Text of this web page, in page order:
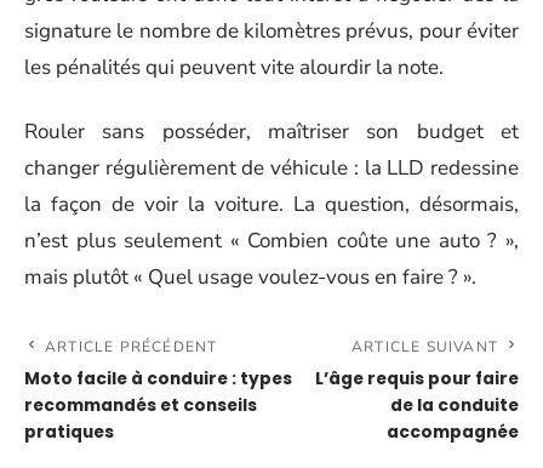
signature le nombre de kilomètres prévus, pour éviter
les pénalités qui peuvent vite alourdir la note.
Rouler sans posséder, maîtriser son budget et
changer régulièrement de véhicule : la LLD redessine
la façon de voir la voiture. La question, désormais,
n’est plus seulement « Combien coûte une auto ? »,
mais plutôt « Quel usage voulez-vous en faire ? ».
ARTICLE PRÉCÉDENT
Moto facile à conduire : types
recommandés et conseils
pratiques
ARTICLE SUIVANT
L’âge requis pour faire
de la conduite
accompagnée